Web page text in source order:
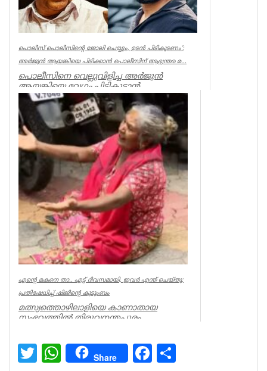
പൊലീസ് പൊലീസിന്റെ ജോലി ചെയ്യും, ഉടന്‍ പിടികൂടണം’;
അര്‍ജുന്‍ ആയങ്കിയെ പിടിക്കാന്‍ പൊലീസിന് ആഭ്യന്തര മ...
പൊലീസിനെ വെല്ലുവിളിച്ച അര്‍ജുന്‍
ആയങ്കിയെ വേഗം പിടികൂടാന്‍
ആഭ്യന്തരമന്ത്രി രമേശ് ചെന്നിത്തലയുടെ
നിര...
Kerala
എന്റെ മകനെ താ.. എട്ട് ദിവസമായി, ഇവര്‍ എന്ത് ചെയ്തു;
പ്രതിഷേധിച്ച് ഷിജിന്റെ കുടുംബം
മത്സ്യത്തൊഴിലാളിയെ കാണാതായ
സംഭവത്തില്‍ തിരുവനന്തപുരം
Kerala Twitter WhatsAppShare Facebook